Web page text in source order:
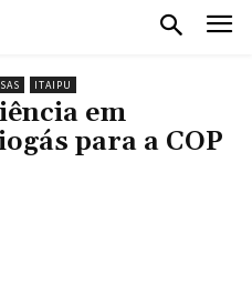
ITAIPU
em
para a COP